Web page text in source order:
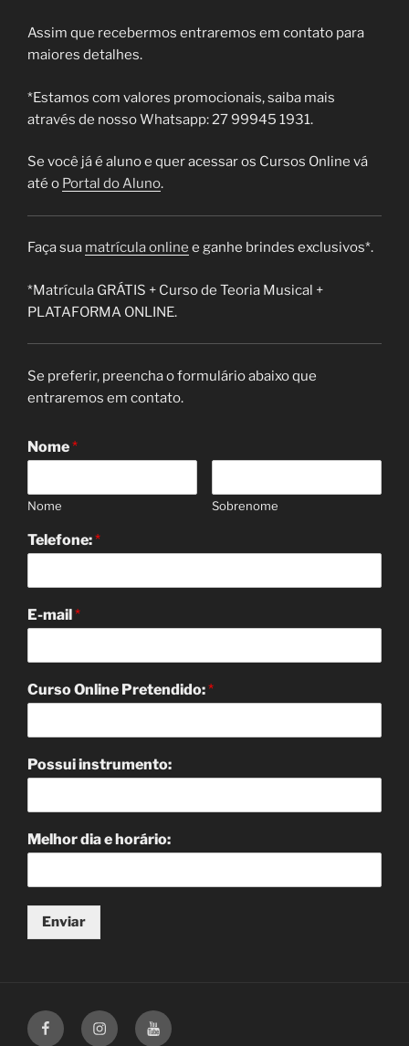
Assim que recebermos entraremos em contato para
maiores detalhes.
*Estamos com valores promocionais, saiba mais
através de nosso Whatsapp: 27 99945 1931.
Se você já é aluno e quer acessar os Cursos Online vá
até o Portal do Aluno.
Faça sua matrícula online e ganhe brindes exclusivos*.
*Matrícula GRÁTIS + Curso de Teoria Musical +
PLATAFORMA ONLINE.
Se preferir, preencha o formulário abaixo que
entraremos em contato.
Nome*
Nome Sobrenome
Telefone:*
E-mail *
Curso Online Pretendido:*
Possui instrumento:
Melhor dia e horário:
Enviar
FacebookInstagramCanal